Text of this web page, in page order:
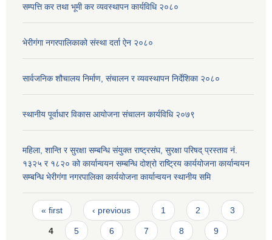
सम्पत्ति कर तथा भूमी कर व्यवस्थापन कार्यविधि २०८०
भेरीगंगा नगरपालिकाको संस्था दर्ता ऐन २०८०
सार्वजनिक शौचालय निर्माण, संचालन र व्यवस्थापन निर्देशिका २०८०
स्थानीय पूर्वाधार विकास आयोजना संचालन कार्यविधि २०७९
महिला, शान्ति र सुरक्षा सम्बन्धि संयुक्त राष्ट्रसंघ, सुरक्षा परिषद् प्रस्ताव नं.
१३२५ र १८२० को कार्यान्वयन सम्बन्धि दोश्रो राष्ट्रिय कार्ययोजना कार्यान्वयन
सम्बन्धि भेरीगंगा नगरपालिका कार्ययोजना कार्यान्वयन स्थानीय समि
Pages
« first ‹ previous 1 2 3
4 5 6 7 8 9